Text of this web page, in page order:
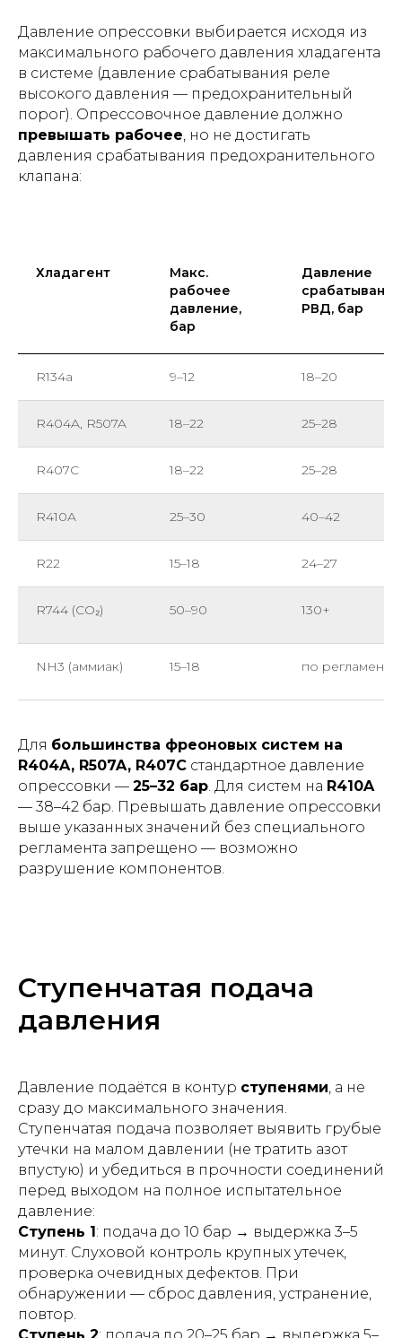
Давление опрессовки выбирается исходя из
максимального рабочего давления хладагента
в системе (давление срабатывания реле
высокого давления — предохранительный
порог). Опрессовочное давление должно
превышать рабочее, но не достигать
давления срабатывания предохранительного
клапана:
Хладагент
Макс.
рабочее
давление,
бар
Давление
срабатывания
РВД, бар
R134a 9–12 18–20
R404A, R507A 18–22 25–28
R407C 18–22 25–28
R410A 25–30 40–42
R22 15–18 24–27
R744 (CO₂) 50–90 130+
NH3 (аммиак) 15–18 по регламенту
Для большинства фреоновых систем на
R404A, R507A, R407C стандартное давление
опрессовки — 25–32 бар. Для систем на R410A
— 38–42 бар. Превышать давление опрессовки
выше указанных значений без специального
регламента запрещено — возможно
разрушение компонентов.
Ступенчатая подача
давления
Давление подаётся в контур ступенями, а не
сразу до максимального значения.
Ступенчатая подача позволяет выявить грубые
утечки на малом давлении (не тратить азот
впустую) и убедиться в прочности соединений
перед выходом на полное испытательное
давление:
Ступень 1: подача до 10 бар → выдержка 3–5
минут. Слуховой контроль крупных утечек,
проверка очевидных дефектов. При
обнаружении — сброс давления, устранение,
повтор.